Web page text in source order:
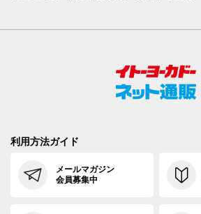
利用方法ガイド
メールマガジン
会員募集中